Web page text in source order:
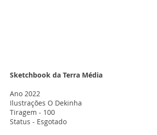
Sketchbook da Terra Média
Ano 2022
Ilustrações O Dekinha
Tiragem - 100
Status - Esgotado